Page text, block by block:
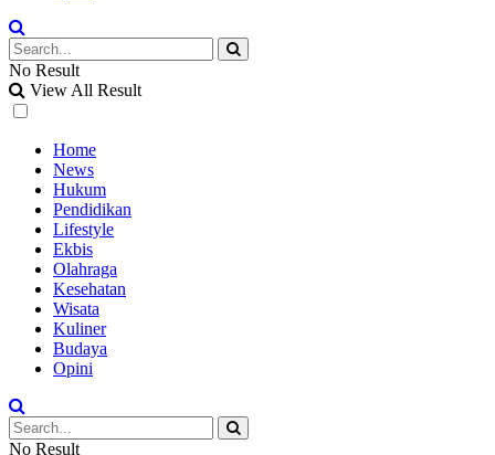
No Result
View All Result
Home
News
Hukum
Pendidikan
Lifestyle
Ekbis
Olahraga
Kesehatan
Wisata
Kuliner
Budaya
Opini
No Result